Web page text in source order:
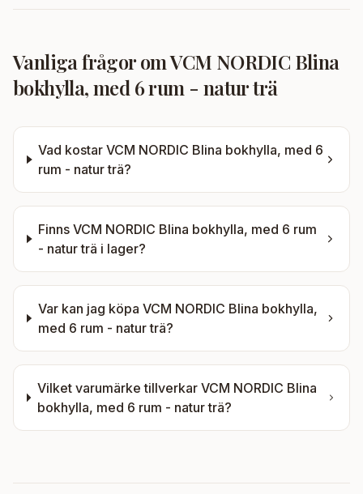
Vanliga frågor omVCM NORDIC Blina
bokhylla, med 6 rum - natur trä
Vad kostarVCM NORDIC Blina bokhylla, med 6
rum - natur trä?
FinnsVCM NORDIC Blina bokhylla, med 6 rum
- natur trä i lager?
Var kan jag köpa VCM NORDIC Blina bokhylla,
med 6 rum - natur trä?
Vilket varumärke tillverkar VCM NORDIC Blina
bokhylla, med 6 rum - natur trä?